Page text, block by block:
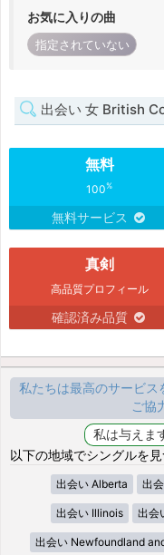
お気に入りの曲
指定されていない
出会い 女 British
無料
100%
無料サービス
真剣
高品質プロフィール
確認済み品質
私たちは最高のサービス
ご協
以下の地域でシングルを
出会い Alberta 出
出会い Illinois 出会
出会い Newfoundland